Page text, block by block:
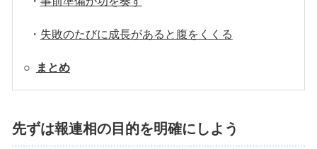
・ 失敗のたびに成長があると腹をくくる
○ まとめ
先ずは報連相の目的を明確にしよう